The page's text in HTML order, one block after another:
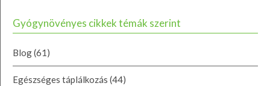
Gyógynövényes cikkek témák szerint
Blog(61)
Egészséges táplálkozás (44)